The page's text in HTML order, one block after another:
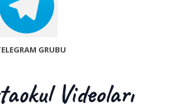
GRUBU
Videoları